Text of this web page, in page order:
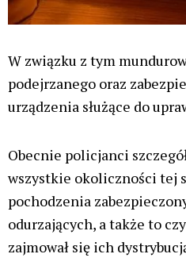
W związku z tym
podejrzanego oraz
urządzenia służące do
Obecnie policjanci
wszystkie okoliczności tej
pochodzenia
odurzających, a także to
zajmował się ich